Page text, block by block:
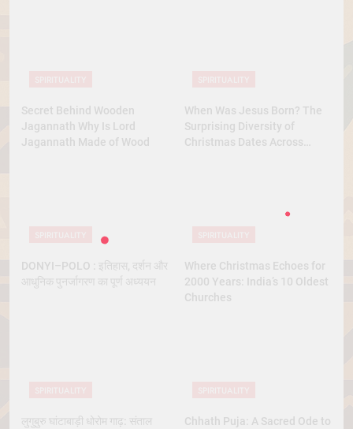
Secret Behind Wooden
Jagannath Why Is Lord
Jagannath Made of Wood
When Was Jesus Born? The
Surprising Diversity of
Christmas Dates Across
DONYI–POLO : इतिहास, दर्शन और
आधुनिक पुनर्जागरण का पूर्ण अध्ययन
Where Christmas Echoes for
2000 Years: India’s 10 Oldest
Churches
लुगुबुरु घांटाबाड़ी धोरोम गाढ़: संताल
Chhath Puja: A Sacred Ode to